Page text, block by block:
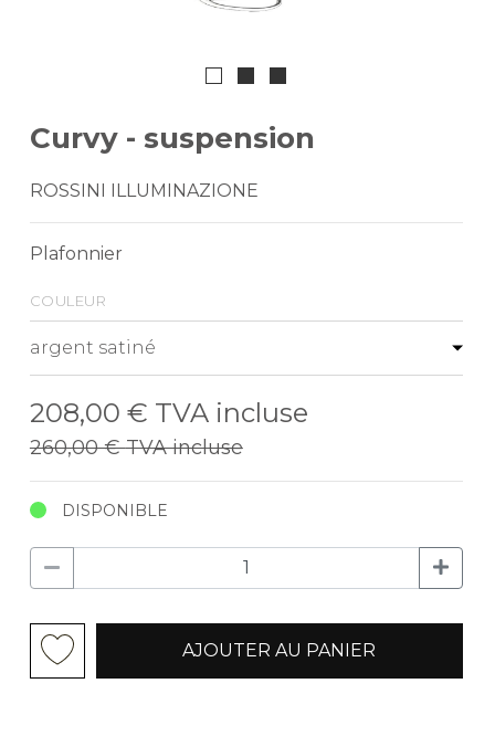
Curvy - suspension
ROSSINI ILLUMINAZIONE
Plafonnier
couleur
208,00 € TVA incluse
260,00 €TVA incluse
DISPONIBLE
AJOUTER AU PANIER